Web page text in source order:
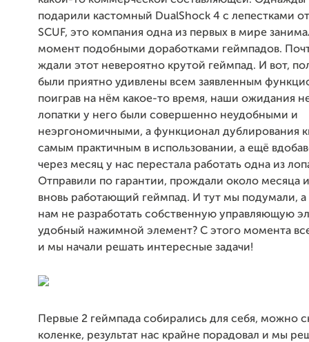
подарили кастомный DualShock 4 с лепестками
SCUF, это компания одна из первых в мире
момент подобными доработками геймпадов.
ждали этот невероятно крутой геймпад. И вот,
были приятно удивлены всем заявленным
поиграв на нём какое-то время, наши ожидания
лопатки у него были совершенно неудобными и
неэргономичными, а функционал дублирования
самым практичным в использовании, а ещё
через месяц у нас перестала работать одна из
Отправили по гарантии, прождали около месяца
вновь работающий геймпад. И тут мы подумали,
нам не разработать собственную управляющую
удобный нажимной элемент? С этого момента
и мы начали решать интересные задачи!
Первые 2 геймпада собирались для себя, можно
коленке, результат нас крайне порадовал и мы